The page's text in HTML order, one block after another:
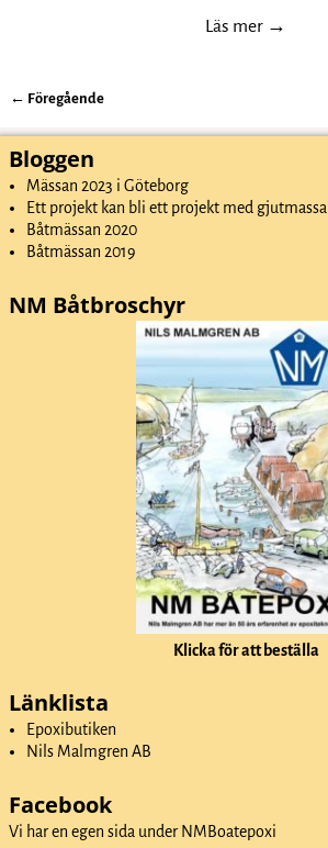
Läs mer →
← Föregående
Bloggen
Mässan 2023 i Göteborg
Ett projekt kan bli ett projekt med gjutmassa
Båtmässan 2020
Båtmässan 2019
NM Båtbroschyr
Klicka för att beställa
Länklista
Epoxibutiken
Nils Malmgren AB
Facebook
Vi har en egen sida under NMBoatepoxi